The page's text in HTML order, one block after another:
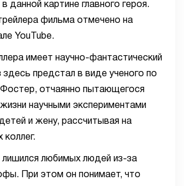
данной картине главного героя.
фильма отмечено на
YouTube.
имеет научно-фантастический
здесь предстал в виде ученого по
Фостер, отчаянно пытающегося
научными экспериментами
и жену, рассчитывая на
лишился любимых людей из-за
При этом он понимает, что